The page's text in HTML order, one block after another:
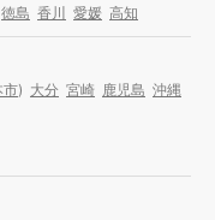
徳島 香川 愛媛 高知
市) 大分 宮崎 鹿児島 沖縄